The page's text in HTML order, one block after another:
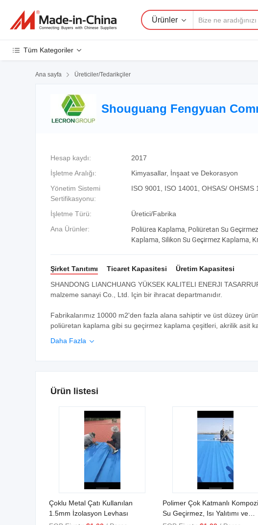
Ürünler
Tüm Kategoriler
Ana sayfa  Üreticiler/Tedarikçiler
Shouguang Fengyuan
Hesap kaydı:
2017
İşletme Aralığı:
Kimyasallar, İnşaat ve Dekorasyon
Yönetim Sistemi
Sertifikasyonu:
ISO 9001, ISO 14001, OHSAS/ OHSMS
İşletme Türü:
Üretici/Fabrika
Ana Ürünler:
Poliürea Kaplama, Poliüretan Su
Kaplama, Silikon Su Geçirmez Kaplama,
Şirket Tanıtımı Ticaret Kapasitesi
Üretim Kapasitesi
SHANDONG LIANCHUANG YÜKSEK KALITELI ENERJI
malzeme sanayi Co., Ltd. Için bir ihracat departmanıdır.
Fabrikalarımız 10000 m2'den fazla alana sahiptir ve üst düzey
poliüretan kaplama gibi su geçirmez kaplama çeşitleri, akrilik asit
Daha Fazla 
Ürün listesi
Çoklu Metal Çatı Kullanılan
1.5mm İzolasyon Levhası
Polimer Çok Katmanlı
Su Geçirmez, Isı Yalıtımı ve